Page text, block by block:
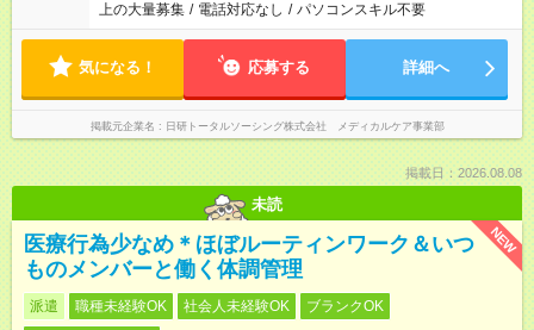
上の大量募集 / 電話対応なし / パソコンスキル不要
気になる！ 応募する 詳細へ
掲載元企業名 日研トータルソーシング株式会社 メディカルケア事業部
掲載日：2026.08.08
未読
NEW
医療行為少なめ＊ほぼルーティンワーク＆いつ
ものメンバーと働く体調管理
派遣 職種未経験OK 社会人未経験OK
ブランクOK